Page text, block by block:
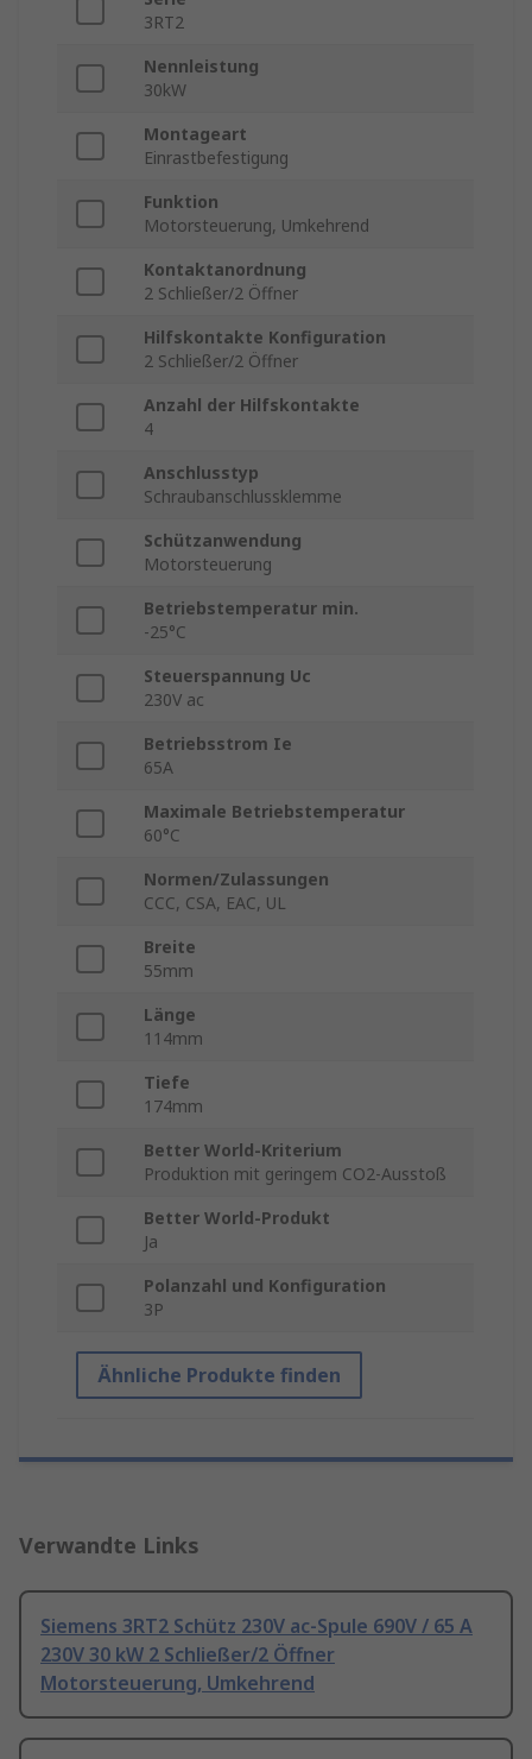
3RT2
Nennleistung
30kW
Montageart
Einrastbefestigung
Funktion
Motorsteuerung, Umkehrend
Kontaktanordnung
2 Schließer/2 Öffner
Hilfskontakte Konfiguration
2 Schließer/2 Öffner
Anzahl der Hilfskontakte
4
Anschlusstyp
Schraubanschlussklemme
Schützanwendung
Motorsteuerung
Betriebstemperatur min.
-25°C
Steuerspannung Uc
230V ac
Betriebsstrom Ie
65A
Maximale Betriebstemperatur
60°C
Normen/Zulassungen
CCC, CSA, EAC, UL
Breite
55mm
Länge
114mm
Tiefe
174mm
Better World-Kriterium
Produktion mit geringem CO2-Ausstoß
Better World-Produkt
Ja
Polanzahl und Konfiguration
3P
Ähnliche Produkte finden
Verwandte Links
Siemens 3RT2 Schütz 230V ac-Spule 690V / 65 A
230V 30 kW 2 Schließer/2 Öffner
Motorsteuerung, Umkehrend